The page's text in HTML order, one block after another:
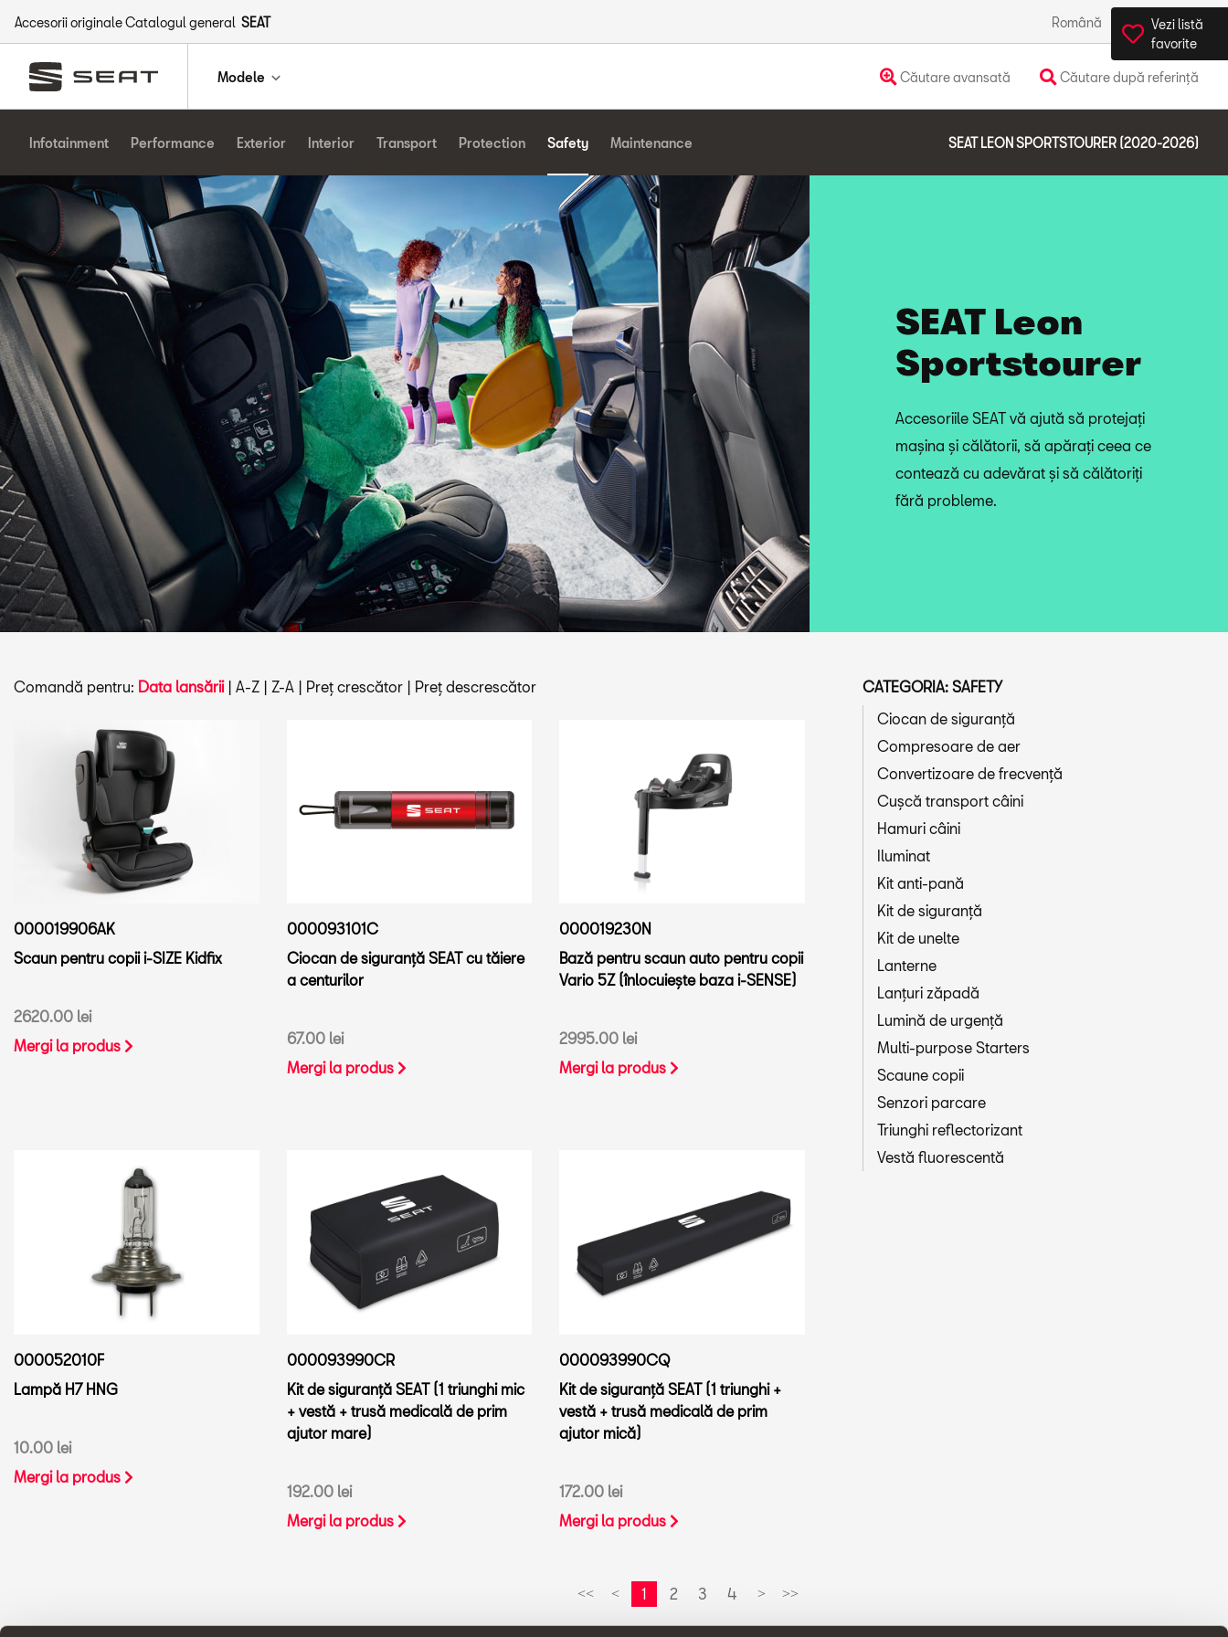
Accesorii originale Catalogul general SEAT Română România
Modele Căutare avansată Căutare după referință
Vezi listă
favorite
Infotainment Performance Exterior Interior Transport Protection Safety Maintenance SEAT LEON SPORTSTOURER (2020-2026)
SEAT Leon
Sportstourer
Accesoriile SEAT vă ajută să protejați
mașina și călătorii, să apărați ceea ce
contează cu adevărat și să călătoriți
fără probleme.
Comandă pentru: Data lansării| A-Z | Z-A | Preț crescător | Preț descrescător
000019906AK
Scaun pentru copii i-SIZE Kidfix
2620.00 lei
Mergi la produs
000093101C
Ciocan de siguranță SEAT cu tăiere
a centurilor
67.00 lei
Mergi la produs
000019230N
Bază pentru scaun auto pentru copii
Vario 5Z (înlocuiește baza i-SENSE)
2995.00 lei
Mergi la produs
000052010F
Lampă H7 HNG
10.00 lei
Mergi la produs
000093990CR
Kit de siguranță SEAT (1 triunghi mic
+ vestă + trusă medicală de prim
ajutor mare)
192.00 lei
Mergi la produs
000093990CQ
Kit de siguranță SEAT (1 triunghi +
vestă + trusă medicală de prim
ajutor mică)
172.00 lei
Mergi la produs
<< < 1 2 3 4 > >>
CATEGORIA: SAFETY
Ciocan de siguranță
Compresoare de aer
Convertizoare de frecvență
Cușcă transport câini
Hamuri câini
Iluminat
Kit anti-pană
Kit de siguranță
Kit de unelte
Lanterne
Lanțuri zăpadă
Lumină de urgență
Multi-purpose Starters
Scaune copii
Senzori parcare
Triunghi reflectorizant
Vestă fluorescentă